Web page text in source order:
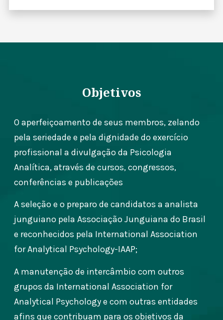
Objetivos
O aperfeiçoamento de seus membros, zelando
pela seriedade e pela dignidade do exercício
profissional a divulgação da Psicologia
Analítica, através de cursos, congressos,
conferências e publicações
A seleção e o preparo de candidatos a analista
junguiano pela Associação Junguiana do Brasil
e reconhecidos pela International Association
for Analytical Psychology-IAAP;
A manutenção de intercâmbio com outros
grupos da International Association for
Analytical Psychology e com outras entidades
afins que contribuam para os objetivos da